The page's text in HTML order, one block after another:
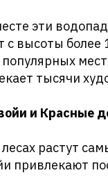
эти
с высоты
тысячи
и Красные
лесах растут
привлекают